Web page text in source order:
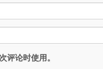
评论时使用。